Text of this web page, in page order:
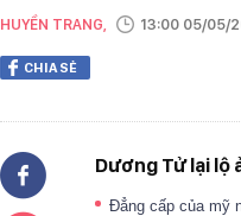
HUYỀN TRANG, 13:00 05/05/
CHIA SẺ
Dương Tử lại lộ
Đẳng cấp của mỹ